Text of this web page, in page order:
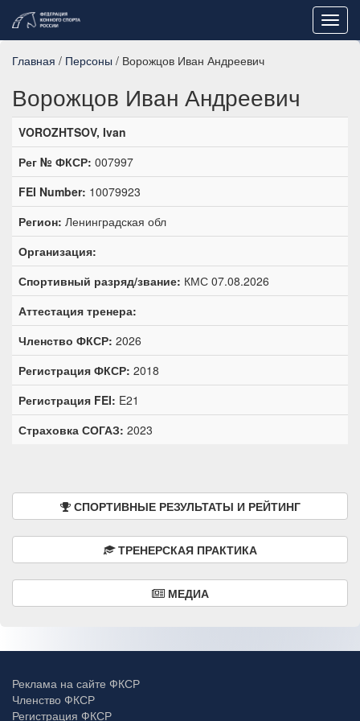
Главная / Персоны / Ворожцов Иван Андреевич
Ворожцов Иван Андреевич
VOROZHTSOV, Ivan
Рег № ФКСР: 007997
FEI Number: 10079923
Регион: Ленинградская обл
Организация:
Спортивный разряд/звание: КМС 07.08.2026
Аттестация тренера:
Членство ФКСР: 2026
Регистрация ФКСР: 2018
Регистрация FEI: E21
Страховка СОГАЗ: 2023
СПОРТИВНЫЕ РЕЗУЛЬТАТЫ И РЕЙТИНГ
ТРЕНЕРСКАЯ ПРАКТИКА
МЕДИА
Реклама на сайте ФКСР
Членство ФКСР
Регистрация ФКСР